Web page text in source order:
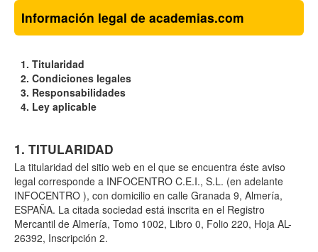
Información legal de academias.com
Titularidad
Condiciones legales
Responsabilidades
Ley aplicable
1. TITULARIDAD
La titularidad del sitio web en el que se encuentra éste aviso
legal corresponde a INFOCENTRO C.E.I., S.L. (en adelante
INFOCENTRO ), con domicilio en calle Granada 9, Almería,
ESPAÑA. La citada sociedad está inscrita en el Registro
Mercantil de Almería, Tomo 1002, Libro 0, Folio 220, Hoja AL-
26392, Inscripción 2.